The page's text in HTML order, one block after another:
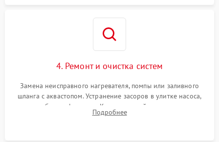
4. Ремонт и очистка систем
Замена неисправного нагревателя, помпы или заливного
шланга с аквастопом. Устранение засоров в улитке насоса,
патрубках и фильтрах. Компонентный ремонт платы
управления, восстановление поврежденной проводки.
Подробнее